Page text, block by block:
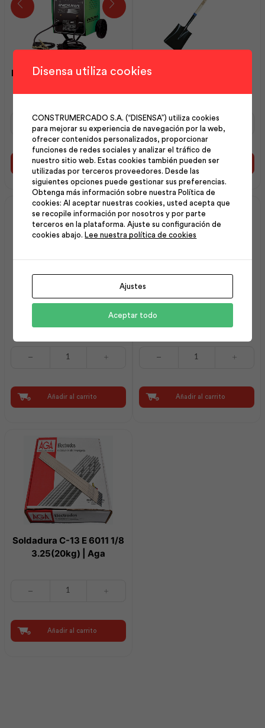
Máquina de Soldar Modelo
Máquina
Soldar
Modelo
Ac
110/220v
cantidad
Añadir al carrito
Pala Punta Cuadrada |
Pala
Punta
Cuadrada
|
Best
Value
cantidad
Añadir al carrito
Martillo 20oz Curvo
Mnago Madera | Stanley
Madera
|
Añadir al carrito
Alicate para Electricista
9.5″ Alto P | Best Value
Alto
P
Añadir al carrito
Soldadura C-13 E 6011 1/8
3.25(20kg) | Aga
E
6011
1/8
Añadir al carrito
Disensa utiliza cookies
CONSTRUMERCADO S.A. (“DISENSA”) utiliza cookies
para mejorar su experiencia de navegación por la web,
ofrecer contenidos personalizados, proporcionar
funciones de redes sociales y analizar el tráfico de
nuestro sitio web. Estas cookies también pueden ser
utilizadas por terceros proveedores. Desde las
siguientes opciones puede gestionar sus preferencias.
Obtenga más información sobre nuestra Política de
cookies: Al aceptar nuestras cookies, usted acepta que
se recopile información por nosotros y por parte
terceros en la plataforma. Ajuste su configuración de
cookies abajo.
Lee nuestra política de cookies
Ajustes
Aceptar todo